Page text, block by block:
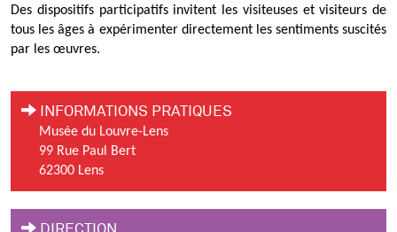
Des dispositifs participatifs invitent les visiteuses et visiteurs de
tous les âges à expérimenter directement les sentiments suscités
par les œuvres.
INFORMATIONS PRATIQUES
Musée du Louvre-Lens
99 Rue Paul Bert
62300 Lens